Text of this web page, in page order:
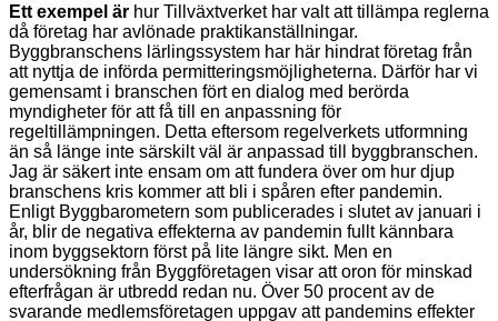
Ett exempel är hur Tillväxtverket har valt att tillämpa reglerna
då företag har avlönade praktikanställningar.
Byggbranschens lärlingssystem har här hindrat företag från
att nyttja de införda permitteringsmöjligheterna. Därför har vi
gemensamt i branschen fört en dialog med berörda
myndigheter för att få till en anpassning för
regeltillämpningen. Detta eftersom regelverkets utformning
än så länge inte särskilt väl är anpassad till byggbranschen.
Jag är säkert inte ensam om att fundera över om hur djup
branschens kris kommer att bli i spåren efter pandemin.
Enligt Byggbarometern som publicerades i slutet av januari i
år, blir de negativa effekterna av pandemin fullt kännbara
inom byggsektorn först på lite längre sikt. Men en
undersökning från Byggföretagen visar att oron för minskad
efterfrågan är utbredd redan nu. Över 50 procent av de
svarande medlemsföretagen uppgav att pandemins effekter